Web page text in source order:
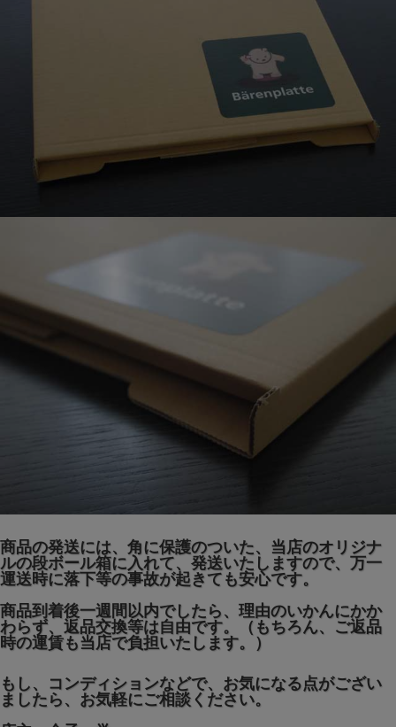
商品の発送には、角に保護のついた、当店のオリジナ
ルの段ボール箱に入れて、発送いたしますので、万一
運送時に落下等の事故が起きても安心です。
商品到着後一週間以内でしたら、理由のいかんにかか
わらず、返品交換等は自由です。（もちろん、ご返品
時の運賃も当店で負担いたします。）
もし、コンディションなどで、お気になる点がござい
ましたら、お気軽にご相談ください。